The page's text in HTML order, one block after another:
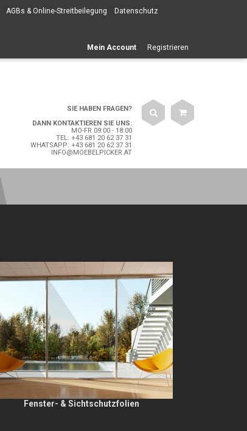
AGBs & Online-Streitbeilegung Datenschutz
Mein Account Registrieren
SIE HABEN FRAGEN?
DANN KONTAKTIEREN SIE UNS:
MO-FR 09:00 - 18:00
TEL: +43 681 20 62 37 31
WHATSAPP: +43 681 20 62 37 31
INFO@MOEBELPICKER.AT
Fenster- & Sichtschutzfolien